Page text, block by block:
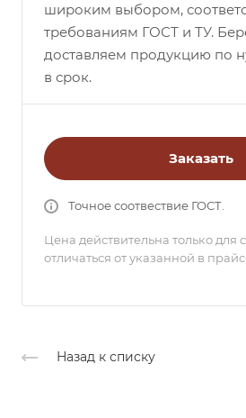
широким выбором,
требованиям ГОСТ и ТУ.
доставляем продукцию по
в срок.
Заказать
Точное соотвествие ГОСТ.
Цена действительна только для
отличаться от указанной в
Назад к списку